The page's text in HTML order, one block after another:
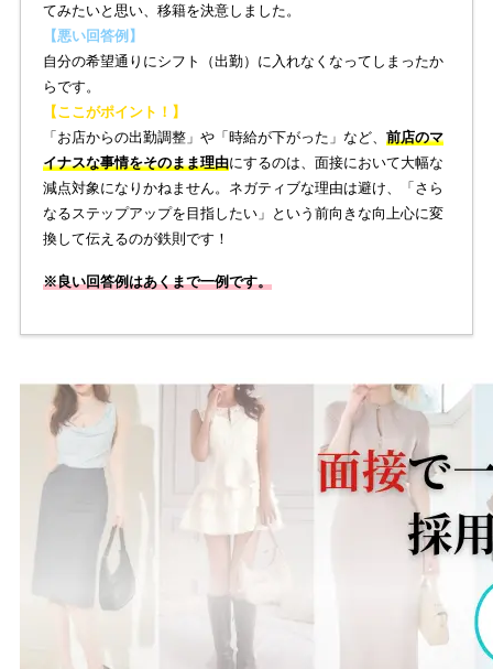
てみたいと思い、移籍を決意しました。
【悪い回答例】
自分の希望通りにシフト（出勤）に入れなくなってしまったか
らです。
【ここがポイント！】
「お店からの出勤調整」や「時給が下がった」など、 前店のマ
イナスな事情をそのまま理由にするのは、面接において大幅な
減点対象になりかねません。ネガティブな理由は避け、「さら
なるステップアップを目指したい」という前向きな向上心に変
換して伝えるのが鉄則です！
※良い回答例はあくまで一例です。